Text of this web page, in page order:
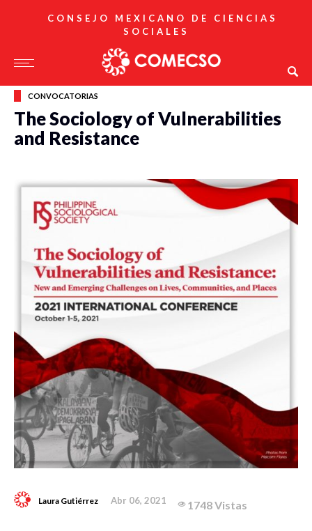
CONSEJO MEXICANO DE CIENCIAS
SOCIALES
CONVOCATORIAS
The Sociology of Vulnerabilities
and Resistance
Laura Gutiérrez Abr 06, 2021 1748 Vistas